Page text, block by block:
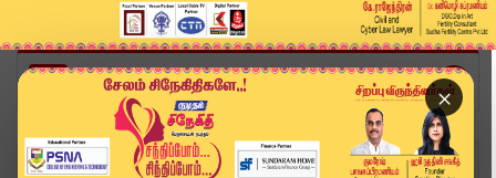
×
Home
வீடியோ ஸ்டோரி